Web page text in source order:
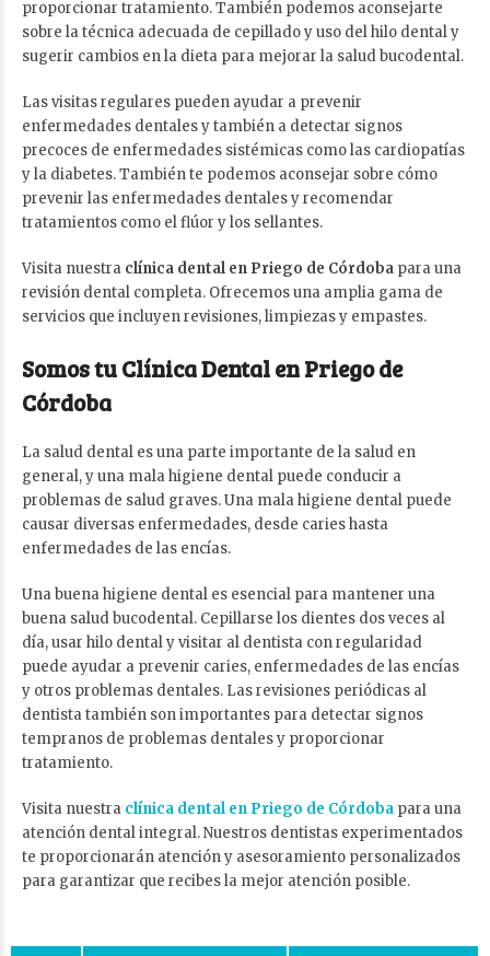
proporcionar tratamiento. También podemos aconsejarte
sobre la técnica adecuada de cepillado y uso del hilo dental y
sugerir cambios en la dieta para mejorar la salud bucodental.
Las visitas regulares pueden ayudar a prevenir
enfermedades dentales y también a detectar signos
precoces de enfermedades sistémicas como las cardiopatías
y la diabetes. También te podemos aconsejar sobre cómo
prevenir las enfermedades dentales y recomendar
tratamientos como el flúor y los sellantes.
Visita nuestra clínica dental en Priego de Córdoba para una
revisión dental completa. Ofrecemos una amplia gama de
servicios que incluyen revisiones, limpiezas y empastes.
Somos tu Clínica Dental en Priego de
Córdoba
La salud dental es una parte importante de la salud en
general, y una mala higiene dental puede conducir a
problemas de salud graves. Una mala higiene dental puede
causar diversas enfermedades, desde caries hasta
enfermedades de las encías.
Una buena higiene dental es esencial para mantener una
buena salud bucodental. Cepillarse los dientes dos veces al
día, usar hilo dental y visitar al dentista con regularidad
puede ayudar a prevenir caries, enfermedades de las encías
y otros problemas dentales. Las revisiones periódicas al
dentista también son importantes para detectar signos
tempranos de problemas dentales y proporcionar
tratamiento.
Visita nuestra clínica dental en Priego de Córdoba para una
atención dental integral. Nuestros dentistas experimentados
te proporcionarán atención y asesoramiento personalizados
para garantizar que recibes la mejor atención posible.